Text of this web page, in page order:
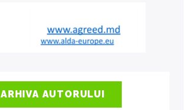
ARHIVA AUTORULUI